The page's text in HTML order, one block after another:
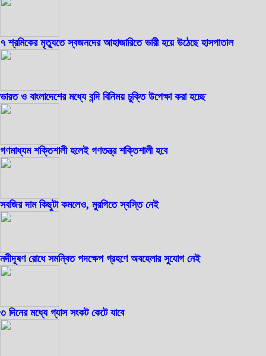
৭ শ্রমিকের মৃত্যুতে স্বজনদের আহাজারিতে ভারী হয়ে উঠেছে হাসপাতাল
ভারত ও বাংলাদেশের মধ্যে বন্দি বিনিময় চুক্তি উপেক্ষা করা হচ্ছে
গণমাধ্যম শক্তিশালী হলেই গণতন্ত্র শক্তিশালী হবে
সবজির দাম কিছুটা কমলেও, মুরগিতে স্বস্তি নেই
নদীদূষণ রোধে সমন্বিত পদক্ষেপ গ্রহণে অবহেলার সুযোগ নেই
৩ দিনের মধ্যে গ্যাস সংকট কেটে যাবে